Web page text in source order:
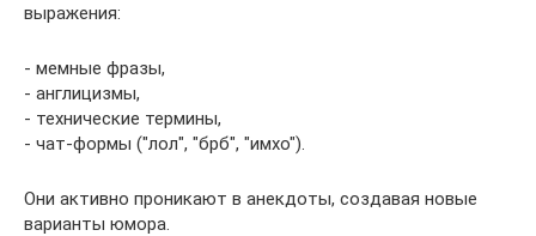
выражения:
- мемные фразы,
- англицизмы,
- технические термины,
- чат-формы ("лол", "брб", "имхо").
Они активно проникают в анекдоты, создавая новые
варианты юмора.